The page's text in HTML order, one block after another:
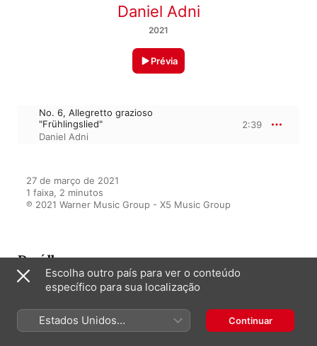
Daniel Adni
2021
Prévia
No. 6, Allegretto grazioso
"Frühlingslied"
Daniel Adni
2:39
27 de março de 2021
1 faixa, 2 minutos
℗ 2021 Warner Music Group - X5 Music Group
Do álbum
Peaceful Classical Piano
Vários artistas
Escolha outro país para ver o conteúdo
específico para sua localização
Estados Unidos
(Português Brasil)
Continuar